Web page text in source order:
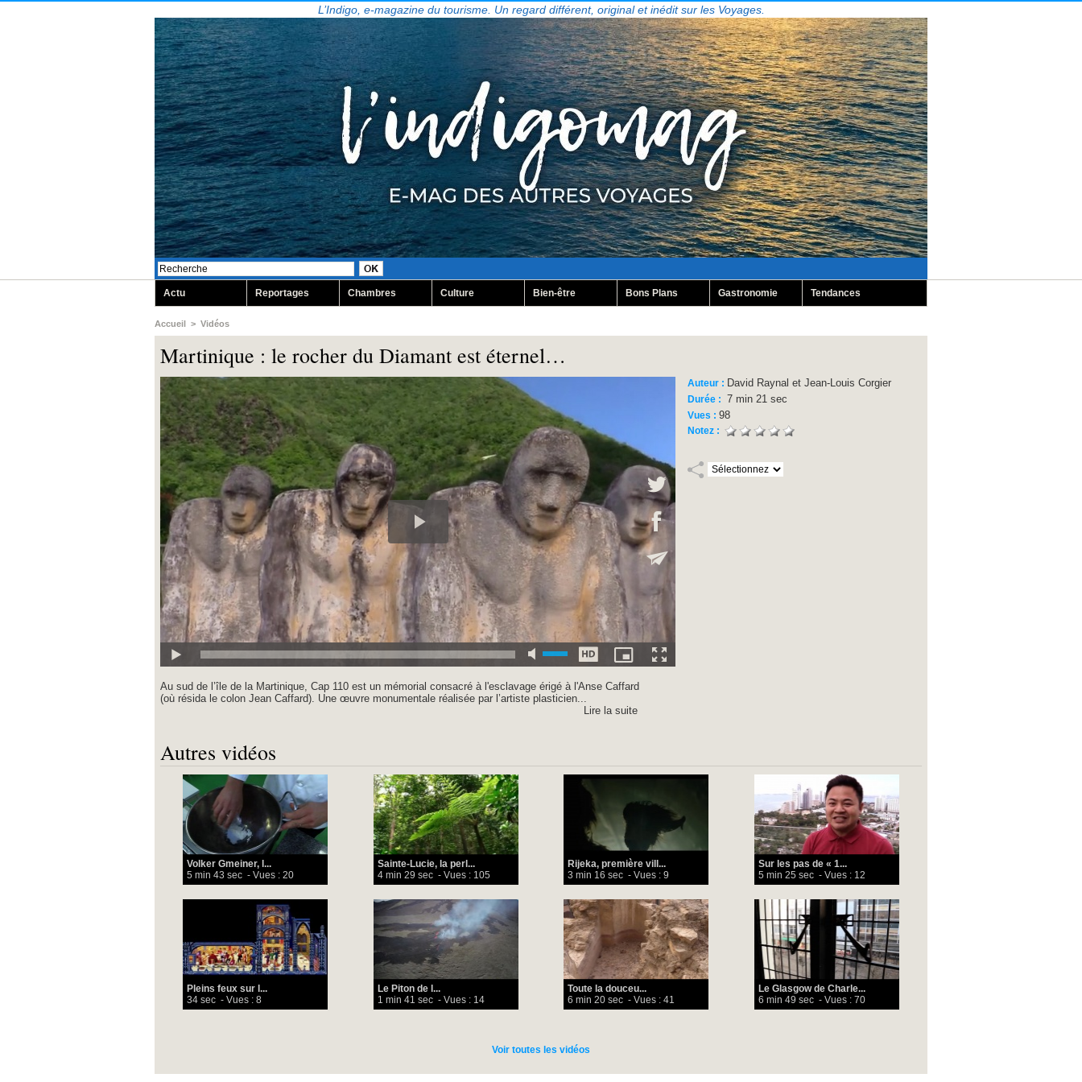
L’Indigo, e-magazine du tourisme. Un regard différent, original et inédit sur les Voyages.
Actu Reportages Chambres Culture Bien-être Bons Plans Gastronomie Tendances
Accueil > Vidéos
Martinique : le rocher du Diamant est éternel…
Auteur : David Raynal et Jean-Louis Corgier
Durée : 7 min 21 sec
Vues : 98
Notez :
Au sud de l’île de la Martinique, Cap 110 est un mémorial consacré à l'esclavage érigé à l'Anse Caffard
(où résida le colon Jean Caffard). Une œuvre monumentale réalisée par l’artiste plasticien...
Lire la suite
Autres vidéos
Volker Gmeiner, l...
5 min 43 sec - Vues : 20
Sainte-Lucie, la perl...
4 min 29 sec - Vues : 105
Rijeka, première vill...
3 min 16 sec - Vues : 9
Sur les pas de « 1...
5 min 25 sec - Vues : 12
Pleins feux sur l...
34 sec - Vues : 8
Le Piton de l...
1 min 41 sec - Vues : 14
Toute la douceu...
6 min 20 sec - Vues : 41
Le Glasgow de Charle...
6 min 49 sec - Vues : 70
Voir toutes les vidéos